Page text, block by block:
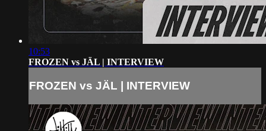
10:53
FROZEN vs JÄL | INTERVIEW
FROZEN vs JÄL | INTERVIEW